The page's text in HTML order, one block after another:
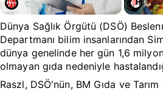
Dünya Sağlık Örgütü (DSÖ)
Departmanı bilim insanlarından
dünya genelinde her gün 1,6
olmayan gıda nedeniyle
Raszl, DSÖ'nün, BM Gıda ve